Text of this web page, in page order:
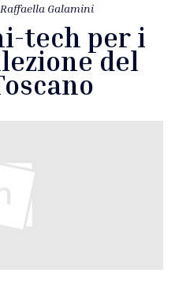
Raffaella Galamini
tech per i
del